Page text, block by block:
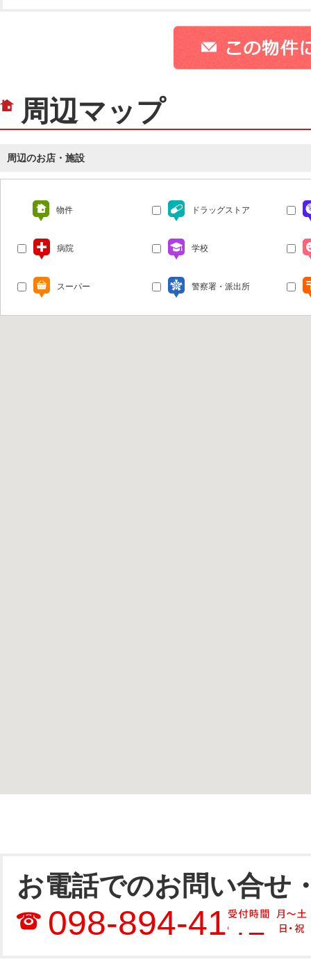
周辺マップ
周辺のお店・施設
物件 ドラッグストア
病院 学校
スーパー 警察署・派出所
お電話でのお問い合せ
098-894-4141